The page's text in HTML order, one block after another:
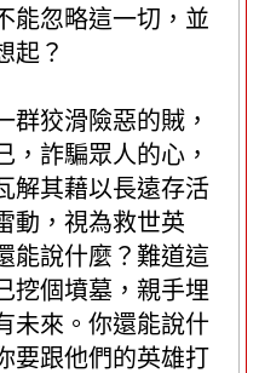
能忽略這一切，並
起？
群狡滑險惡的賊，
，詐騙眾人的心，
解其藉以長遠存活
動，視為救世英
能說什麼？難道這
挖個墳墓，親手埋
未來。你還能說什
要跟他們的英雄打